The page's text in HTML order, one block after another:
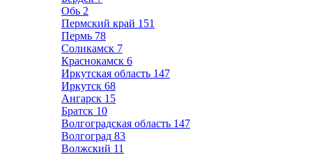
Обь 2
Пермский край 151
Пермь 78
Соликамск 7
Краснокамск 6
Иркутская область 147
Иркутск 68
Ангарск 15
Братск 10
Волгоградская область 147
Волгоград 83
Волжский 11